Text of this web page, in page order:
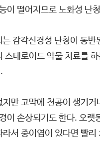
이 떨어지므로 노화성 난
감각신경성 난청이 동
테로이드 약물 치료를
만 고막에 천공이 생기
손상되기도 한다. 오
서 중이염이 있다면 빨리